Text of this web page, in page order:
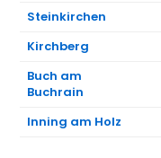
Steinkirchen
Kirchberg
Buch am
Buchrain
Inning am Holz